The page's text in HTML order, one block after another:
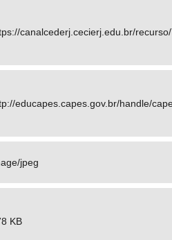
canalcederj.cecierj.edu.br/
educapes.capes.gov.br/handle/
jpeg
KB